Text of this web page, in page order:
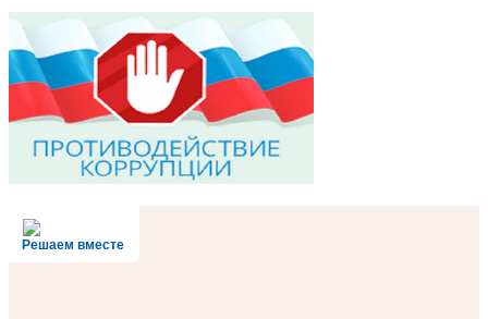
Решаем вместе